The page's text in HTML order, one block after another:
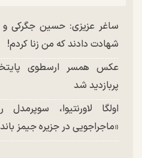
ساغر عزیزی: حسین جگرکی و
شهادت دادند که من زنا کردم!
عکس همسر ارسطوی
پربازدید شد
اولگا لاورنتیوا،
«ماجراجویی در جزیره جیمز